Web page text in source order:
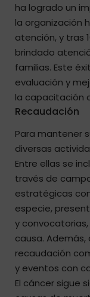
ha logrado un
la organización
atención, y tras
brindado
familias. Este
evaluación y
la capacitación
Recaudación
Para mantener
diversas
Entre ellas se
través de
estratégicas
especie,
y
causa.
recaudación
y eventos con
El cáncer sigue